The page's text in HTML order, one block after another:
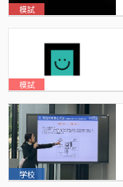
模試
模試
学校